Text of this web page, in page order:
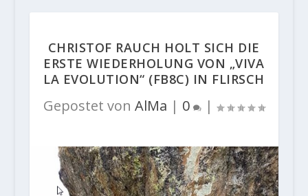
CHRISTOF RAUCH HOLT SICH DIE
ERSTE WIEDERHOLUNG VON „VIVA
LA EVOLUTION“ (FB8C) IN FLIRSCH
Gepostet von AlMa | 0 |